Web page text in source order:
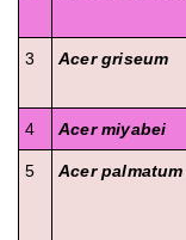
3 Acer griseum
4 Acer miyabei
5 Acer palmatum